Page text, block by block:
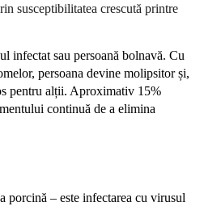
susceptibilitatea crescută printre
infectat sau persoană bolnavă. Cu
persoana devine molipsitor și,
pentru alții. Aproximativ 15%
continuă de a elimina
porcină – este infectarea cu virusul